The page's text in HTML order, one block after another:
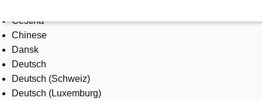
Products & Solutions
Industries
Services
About us
Where to buy
Contact us
Čeština
Chinese
Dansk
Deutsch
Deutsch (Schweiz)
Deutsch (Luxemburg)